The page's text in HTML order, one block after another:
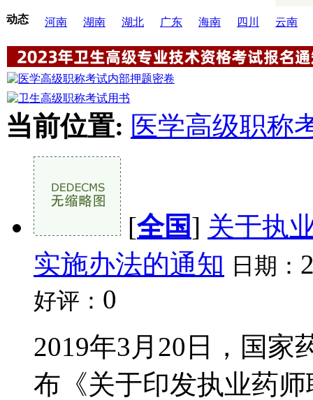
动态 河南 湖南 湖北 广东 海南 四川 云南
当前位置: 医学高级职称
[全国] 关于执
实施办法的通知 日期：
好评： 0
2019年3月20日，国家
布《关于印发执业药